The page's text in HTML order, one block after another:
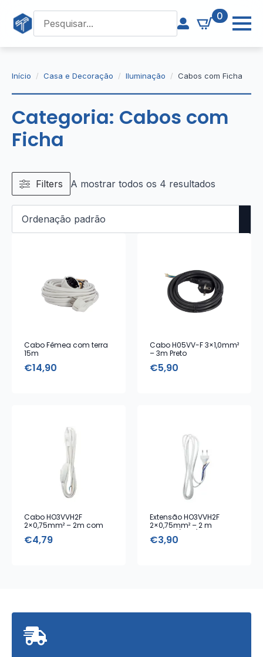
0
Início Casa e Decoração Iluminação Cabos com Ficha
Categoria: Cabos com
Ficha
Filters A mostrar todos os 4 resultados
Cabo Fêmea com terra
15m
€14,90
Cabo H05VV-F 3×1,0mm²
– 3m Preto
€5,90
Cabo HO3VVH2F
2×0,75mm² – 2m com
€4,79
Extensão HO3VVH2F
2×0,75mm² – 2 m
€3,90